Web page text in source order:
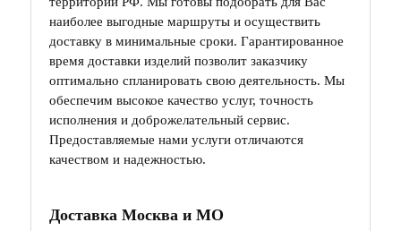
наиболее выгодные маршруты и осуществить
доставку в минимальные сроки. Гарантированное
время доставки изделий позволит заказчику
оптимально спланировать свою деятельность. Мы
обеспечим высокое качество услуг, точность
исполнения и доброжелательный сервис.
Предоставляемые нами услуги отличаются
качеством и надежностью.
Доставка Москва и МО